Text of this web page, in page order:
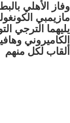
وفاز الأهلي
مازيمبي
يليهما الترجي
الكاميروني
ألقاب لكل منهم